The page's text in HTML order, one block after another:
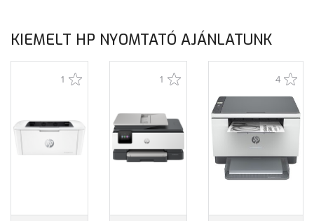
KIEMELT HP NYOMTATÓ AJÁNLATUNK
1 1 4